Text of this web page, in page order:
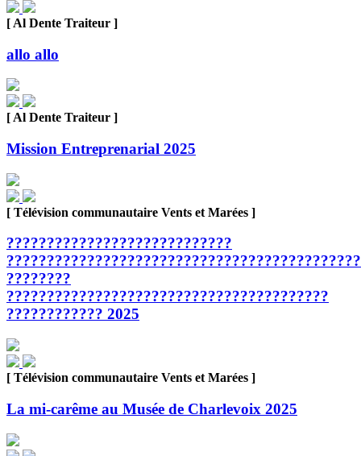
[ Al Dente Traiteur ]
allo allo
[ Al Dente Traiteur ]
Mission Entreprenarial 2025
[ Télévision communautaire Vents et Marées ]
????????????????????????????
????????
????????????????????????????????????????
???????????? 2025
[ Télévision communautaire Vents et Marées ]
La mi-carême au Musée de Charlevoix 2025